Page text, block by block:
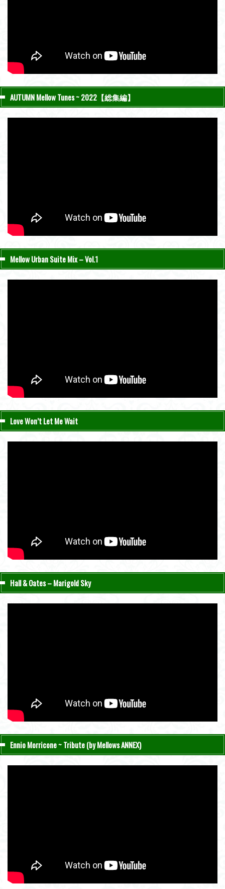
AUTUMN Mellow Tunes ~ 2022【総集編】
Mellow Urban Suite Mix – Vol.1
Love Won’t Let Me Wait
Hall & Oates – Marigold Sky
Ennio Morricone ~ Tribute (by Mellows ANNEX)